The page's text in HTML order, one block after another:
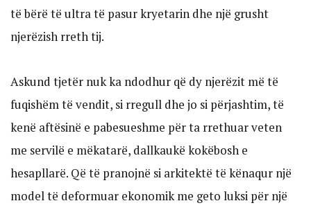
të bërë të ultra të pasur kryetarin dhe një grusht
njerëzish rreth tij.
Askund tjetër nuk ka ndodhur që dy njerëzit më të
fuqishëm të vendit, si rregull dhe jo si përjashtim, të
kenë aftësinë e pabesueshme për ta rrethuar veten
me servilë e mëkatarë, dallkaukë kokëbosh e
hesapllarë. Që të pranojnë si arkitektë të kënaqur një
model të deformuar ekonomik me geto luksi për një